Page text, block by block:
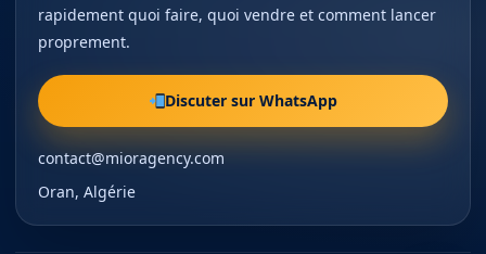
rapidement quoi faire, quoi vendre et comment lancer
proprement.
Discuter sur WhatsApp
contact@mioragency.com
Oran, Algérie